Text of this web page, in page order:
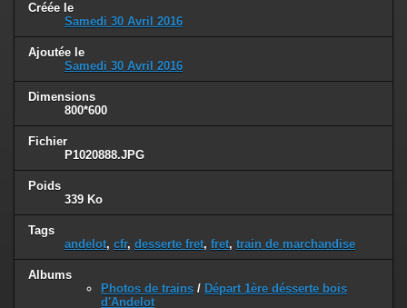
Créée le
Samedi 30 Avril 2016
Ajoutée le
Samedi 30 Avril 2016
Dimensions
800*600
Fichier
P1020888.JPG
Poids
339 Ko
Tags
andelot, cfr, desserte fret, fret, train de marchandise
Albums
Photos de trains / Départ 1ère désserte bois
d'Andelot